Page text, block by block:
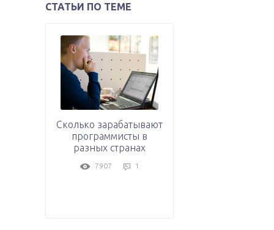
СТАТЬИ ПО ТЕМЕ
Сколько зарабатывают
программисты в
разных странах
7907 1